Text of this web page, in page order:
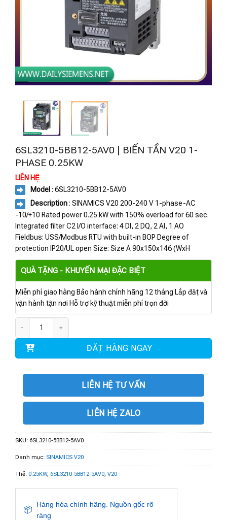
6SL3210-5BB12-5AV0 | BIẾN TẦN V20 1-
PHASE 0.25KW
LIÊN HỆ
Model : 6SL3210-5BB12-5AV0
Description: SINAMICS V20 200-240 V 1-phase-AC
-10/+10 Rated power 0.25 kW with 150% overload for 60 sec.
Integrated filter C2 I/O interface: 4 DI, 2 DQ, 2 AI, 1 AO
Fieldbus: USS/Modbus RTU with built-in BOP Degree of
protection IP20/UL open Size: Size A 90x150x146 (WxH
QUÀ TẶNG - KHUYẾN MẠI ĐẶC BIỆT
Miễn phí giao hàng Bảo hành chính hãng 12 tháng Lắp đặt và
vận hành tận nơi Hỗ trợ kỹ thuật miễn phí trọn đời
ĐẶT HÀNG NGAY
LIÊN HỆ TƯ VẤN
LIÊN HỆ ZALO
SKU: 6SL3210-5BB12-5AV0
Danh mục: SINAMICS V20
Thẻ: 0.25KW, 6SL3210-5BB12-5AV0, V20
📦
Hàng hóa chính hãng. Nguồn gốc rõ
ràng